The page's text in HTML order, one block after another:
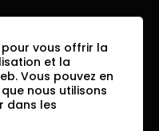
vous offrir la
et la
Vous pouvez en
nous utilisons
dans les